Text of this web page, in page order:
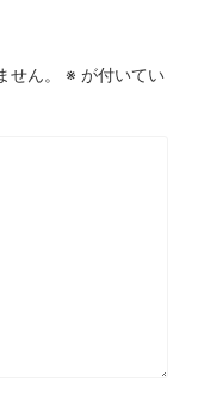
ん。 ※ が付いてい